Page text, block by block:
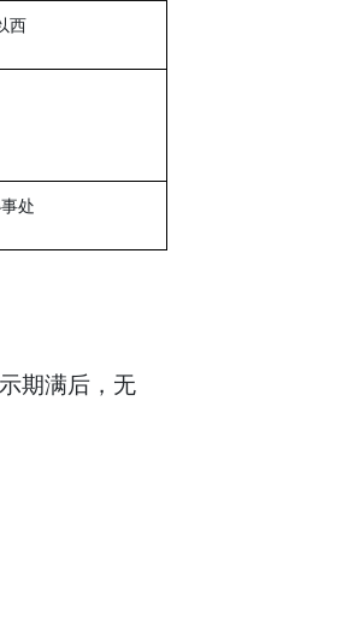
西
处
期满后，无